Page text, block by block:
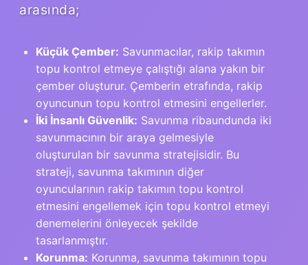
arasında;
Küçük Çember: Savunmacılar, rakip takımın
topu kontrol etmeye çalıştığı alana yakın bir
çember oluşturur. Çemberin etrafında, rakip
oyuncunun topu kontrol etmesini engellerler.
İki İnsanlı Güvenlik: Savunma ribaundunda iki
savunmacının bir araya gelmesiyle
oluşturulan bir savunma stratejisidir. Bu
strateji, savunma takımının diğer
oyuncularının rakip takımın topu kontrol
etmesini engellemek için topu kontrol etmeyi
denemelerini önleyecek şekilde
tasarlanmıştır.
Korunma: Korunma, savunma takımının topu